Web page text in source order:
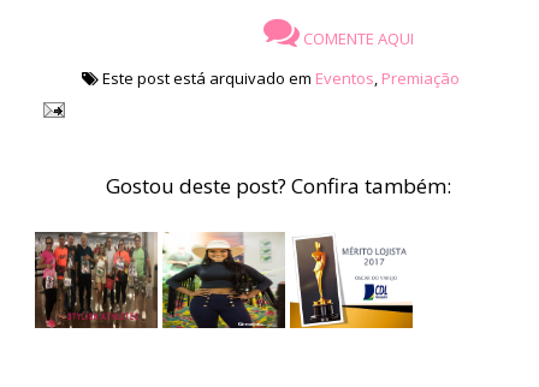
COMENTE AQUI
Este post está arquivado em Eventos, Premiação
Gostou deste post? Confira também: